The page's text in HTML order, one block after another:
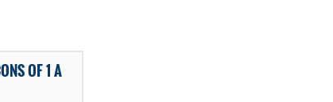
OF 1 A